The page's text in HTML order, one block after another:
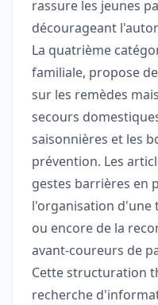
rassure les jeunes
décourageant
La quatrième
familiale, propose
sur les remèdes
secours
saisonnières et les
prévention. Les
gestes barrières en
l'organisation d'une
ou encore de la
avant-coureurs de
Cette structuration
recherche